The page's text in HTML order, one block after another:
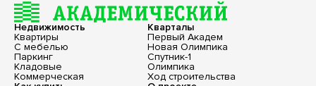
Недвижимость
Квартиры
С мебелью
Паркинг
Кладовые
Коммерческая
Кварталы
Первый Академ
Новая Олимпика
Спутник-1
Олимпика
Ход строительства